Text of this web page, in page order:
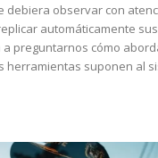
debiera observar con
automáticamente
preguntarnos cómo
herramientas suponen al